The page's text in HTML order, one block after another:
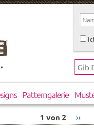
Patterngalerie
1 von 2 ››